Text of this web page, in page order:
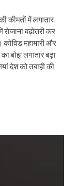
कीमतों में लगातार
बढ़ोतरी कर
कोविड महामारी और
बोझ लगातार बढ़ा
देश को तबाही की